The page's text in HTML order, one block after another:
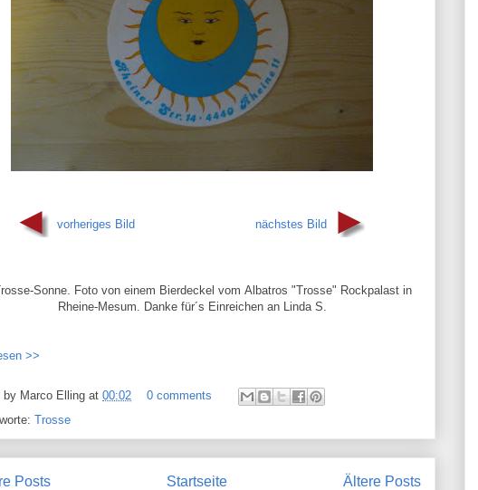
vorheriges Bild nächstes Bild
Sonne. Foto von einem Bierdeckel vom Albatros "Trosse" Rockpalast in
Rheine-Mesum. Danke für´s Einreichen an Linda S.
>>
by Marco Elling at 00:02
0 comments
Trosse
Posts Ältere Posts
Startseite